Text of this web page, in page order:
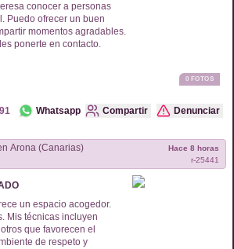
conocer a personas
Puedo ofrecer un buen
momentos agradables.
ponerte en contacto.
0 FOTOS
Whatsapp Compartir Denunciar
Arona (Canarias)
r-25441
Hace 8 horas
un espacio acogedor.
Mis técnicas incluyen
que favorecen el
de respeto y